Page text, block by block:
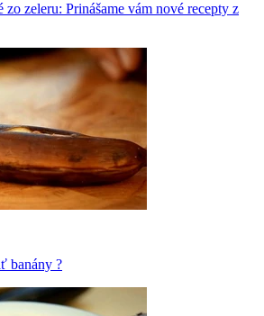
zo zeleru: Prinášame vám nové recepty z
banány ?